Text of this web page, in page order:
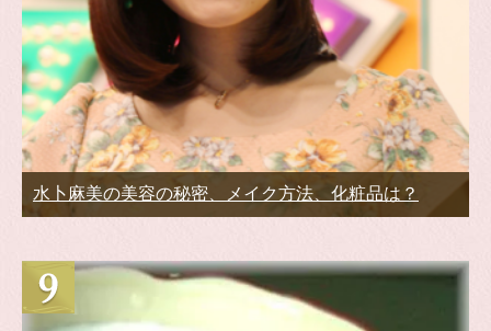
水卜麻美の美容の秘密、メイク方法、化粧品は？